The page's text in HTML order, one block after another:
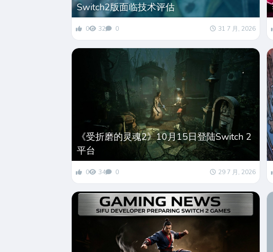
Switch2版面临技术评估
0 32 0 31 7 月, 2026
《受折磨的灵魂2》10月15日登陆Switch 2
平台
0 34 0 29 7 月, 2026